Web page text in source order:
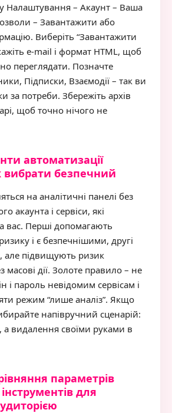
у Налаштування – Акаунт – Ваша
– Завантажити або
Виберіть “Завантажити
e-mail і формат HTML, щоб
переглядати. Позначте
Підписки, Взаємодії – так ви
за потреби. Збережіть архів
щоб точно нічого не
автоматизації
вибрати безпечний
на аналітичні панелі без
акаунта і сервіси, які
вас. Перші допомагають
і є безпечнішими, другі
але підвищують ризик
масові дії. Золоте правило – не
і пароль невідомим сервісам і
режим “лише аналіз”. Якщо
напівручний сценарій:
а видалення своїми руками в
параметрів
для